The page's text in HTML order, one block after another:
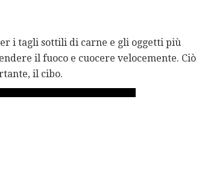
i tagli sottili di carne e gli oggetti più
il fuoco e cuocere velocemente. Ciò
il cibo.